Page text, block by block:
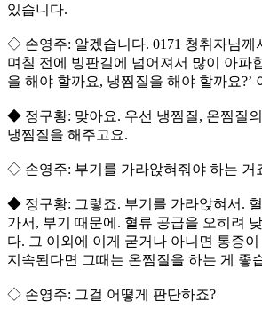
있습니다.
◇ 손영주: 알겠습니다. 0171 청취자님께
며칠 전에 빙판길에 넘어져서 많이 아파
을 해야 할까요, 냉찜질을 해야 할까요?’
◆ 정구황: 맞아요. 우선 냉찜질, 온찜질
냉찜질을 해주고요.
◇ 손영주: 부기를 가라앉혀줘야 하는 거
◆ 정구황: 그렇죠. 부기를 가라앉혀서.
가서, 부기 때문에. 혈류 공급을 오히려
다. 그 이외에 이게 굳거나 아니면 통증이
지속된다면 그때는 온찜질을 하는 게 좋
◇ 손영주: 그걸 어떻게 판단하죠?